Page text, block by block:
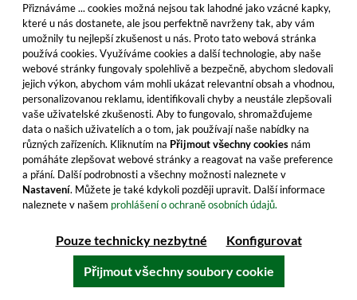
Všechny vlastnosti produktu
Bimber Richard - The Composer PX-
Sherry Cask #855/63 Shoulders of Giants
Přiznáváme ... cookies možná nejsou tak lahodné jako vzácné kapky,
které u nás dostanete, ale jsou perfektně navrženy tak, aby vám
umožnily tu nejlepší zkušenost u nás. Proto tato webová stránka
používá cookies. Využíváme cookies a další technologie, aby naše
webové stránky fungovaly spolehlivě a bezpečně, abychom sledovali
jejich výkon, abychom vám mohli ukázat relevantní obsah a vhodnou,
personalizovanou reklamu, identifikovali chyby a neustále zlepšovali
vaše uživatelské zkušenosti. Aby to fungovalo, shromažďujeme
data o našich uživatelích a o tom, jak používají naše nabídky na
různých zařízeních. Kliknutím na Přijmout všechny cookies nám
pomáháte zlepšovat webové stránky a reagovat na vaše preference
a přání. Další podrobnosti a všechny možnosti naleznete v
Nastavení. Můžete je také kdykoli později upravit. Další informace
naleznete v našem prohlášení o ochraně osobních údajů.
Pouze technicky nezbytné Konfigurovat
Přijmout všechny soubory cookie